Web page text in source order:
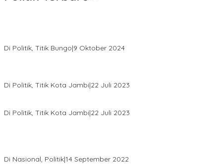
Di Politik, Titik Bungo|9 Oktober 2024
Di Politik, Titik Kota Jambi|22 Juli 2023
Di Politik, Titik Kota Jambi|22 Juli 2023
Di Nasional, Politik|14 September 2022